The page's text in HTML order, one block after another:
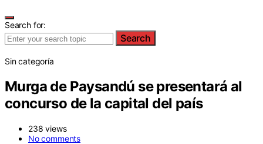
Search for:
Search
Sin categoría
Murga de Paysandú se presentará al
concurso de la capital del país
238 views
No comments